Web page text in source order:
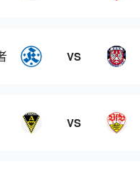
VS
VS